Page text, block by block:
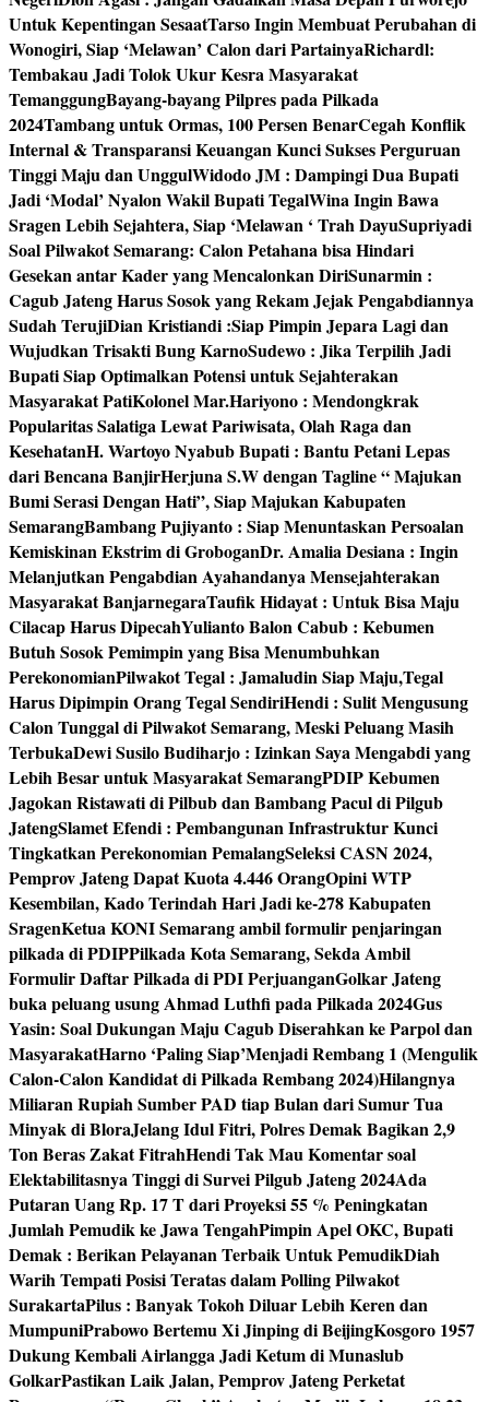
Untuk Kepentingan SesaatTarso Ingin Membuat Perubahan di
Wonogiri, Siap ‘Melawan’ Calon dari PartainyaRichardl:
Tembakau Jadi Tolok Ukur Kesra Masyarakat
TemanggungBayang-bayang Pilpres pada Pilkada
2024Tambang untuk Ormas, 100 Persen BenarCegah Konflik
Internal & Transparansi Keuangan Kunci Sukses Perguruan
Tinggi Maju dan UnggulWidodo JM : Dampingi Dua Bupati
Jadi ‘Modal’ Nyalon Wakil Bupati TegalWina Ingin Bawa
Sragen Lebih Sejahtera, Siap ‘Melawan ‘ Trah DayuSupriyadi
Soal Pilwakot Semarang: Calon Petahana bisa Hindari
Gesekan antar Kader yang Mencalonkan DiriSunarmin :
Cagub Jateng Harus Sosok yang Rekam Jejak Pengabdiannya
Sudah TerujiDian Kristiandi :Siap Pimpin Jepara Lagi dan
Wujudkan Trisakti Bung KarnoSudewo : Jika Terpilih Jadi
Bupati Siap Optimalkan Potensi untuk Sejahterakan
Masyarakat PatiKolonel Mar.Hariyono : Mendongkrak
Popularitas Salatiga Lewat Pariwisata, Olah Raga dan
KesehatanH. Wartoyo Nyabub Bupati : Bantu Petani Lepas
dari Bencana BanjirHerjuna S.W dengan Tagline “ Majukan
Bumi Serasi Dengan Hati”, Siap Majukan Kabupaten
SemarangBambang Pujiyanto : Siap Menuntaskan Persoalan
Kemiskinan Ekstrim di GroboganDr. Amalia Desiana : Ingin
Melanjutkan Pengabdian Ayahandanya Mensejahterakan
Masyarakat BanjarnegaraTaufik Hidayat : Untuk Bisa Maju
Cilacap Harus DipecahYulianto Balon Cabub : Kebumen
Butuh Sosok Pemimpin yang Bisa Menumbuhkan
PerekonomianPilwakot Tegal : Jamaludin Siap Maju,Tegal
Harus Dipimpin Orang Tegal SendiriHendi : Sulit Mengusung
Calon Tunggal di Pilwakot Semarang, Meski Peluang Masih
TerbukaDewi Susilo Budiharjo : Izinkan Saya Mengabdi yang
Lebih Besar untuk Masyarakat SemarangPDIP Kebumen
Jagokan Ristawati di Pilbub dan Bambang Pacul di Pilgub
JatengSlamet Efendi : Pembangunan Infrastruktur Kunci
Tingkatkan Perekonomian PemalangSeleksi CASN 2024,
Pemprov Jateng Dapat Kuota 4.446 OrangOpini WTP
Kesembilan, Kado Terindah Hari Jadi ke-278 Kabupaten
SragenKetua KONI Semarang ambil formulir penjaringan
pilkada di PDIPPilkada Kota Semarang, Sekda Ambil
Formulir Daftar Pilkada di PDI PerjuanganGolkar Jateng
buka peluang usung Ahmad Luthfi pada Pilkada 2024Gus
Yasin: Soal Dukungan Maju Cagub Diserahkan ke Parpol dan
MasyarakatHarno ‘Paling Siap’Menjadi Rembang 1 (Mengulik
Calon-Calon Kandidat di Pilkada Rembang 2024)Hilangnya
Miliaran Rupiah Sumber PAD tiap Bulan dari Sumur Tua
Minyak di BloraJelang Idul Fitri, Polres Demak Bagikan 2,9
Ton Beras Zakat FitrahHendi Tak Mau Komentar soal
Elektabilitasnya Tinggi di Survei Pilgub Jateng 2024Ada
Putaran Uang Rp. 17 T dari Proyeksi 55 % Peningkatan
Jumlah Pemudik ke Jawa TengahPimpin Apel OKC, Bupati
Demak : Berikan Pelayanan Terbaik Untuk PemudikDiah
Warih Tempati Posisi Teratas dalam Polling Pilwakot
SurakartaPilus : Banyak Tokoh Diluar Lebih Keren dan
MumpuniPrabowo Bertemu Xi Jinping di BeijingKosgoro 1957
Dukung Kembali Airlangga Jadi Ketum di Munaslub
GolkarPastikan Laik Jalan, Pemprov Jateng Perketat